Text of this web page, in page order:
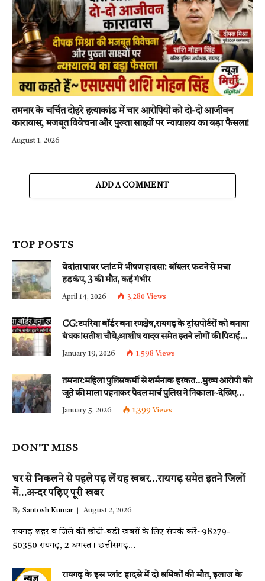
तमनार के चर्चित दोहरे हत्याकांड में चार आरोपियों को दो-दो आजीवन
कारावास, मजबूत विवेचना और पुख्ता साक्ष्यों पर न्यायालय का बड़ा फैसला!
August 1, 2026
ADD A COMMENT
TOP POSTS
वेदांता पावर प्लांट में भीषण हादसा: बॉयलर फटने से मचा
हड़कंप, 3 की मौत, कई गंभीर
April 14, 2026 3,280 Views
CG:टपरिया बॉर्डर बना रणक्षेत्र,रायगढ़ के ट्रांसपोर्टरों को बनाया
बंधक!सतीश चौबे,आशीष यादव समेत इतने लोगों की पिटाई…
इन धाराओं के तहत्~बंटी समेत इतने लोगों पर हुई नामजद
January 19, 2026 1,598 Views
तमनार:महिला पुलिसकर्मी से शर्मनाक हरकत…मुख्य आरोपी को
जूते की माला पहनाकर पैदल मार्च पुलिस ने निकाला~देखिए
वीडियो
January 5, 2026 1,399 Views
DON'T MISS
घर से निकलने से पहले पढ़ लें यह खबर…रायगढ़ समेत इतने जिलों
में…अन्दर पढ़िए पूरी खबर
By Santosh Kumar August 2, 2026
रायगढ़ शहर व जिले की छोटी-बड़ी खबरों के लिए संपर्क करें~98279-
50350 रायगढ़, 2 अगस्त। छत्तीसगढ़…
रायगढ़ के इस प्लांट हादसे में दो श्रमिकों की मौत, इलाज के